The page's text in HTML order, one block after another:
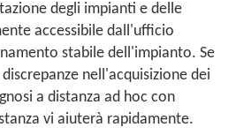
degli impianti e delle
accessibile dall'ufficio
stabile dell'impianto. Se
nell'acquisizione dei
a distanza ad hoc con
vi aiuterà rapidamente.